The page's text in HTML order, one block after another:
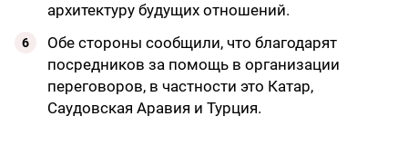
архитектуру будущих отношений.
Обе стороны сообщили, что благодарят
посредников за помощь в организации
переговоров, в частности это Катар,
Саудовская Аравия и Турция.